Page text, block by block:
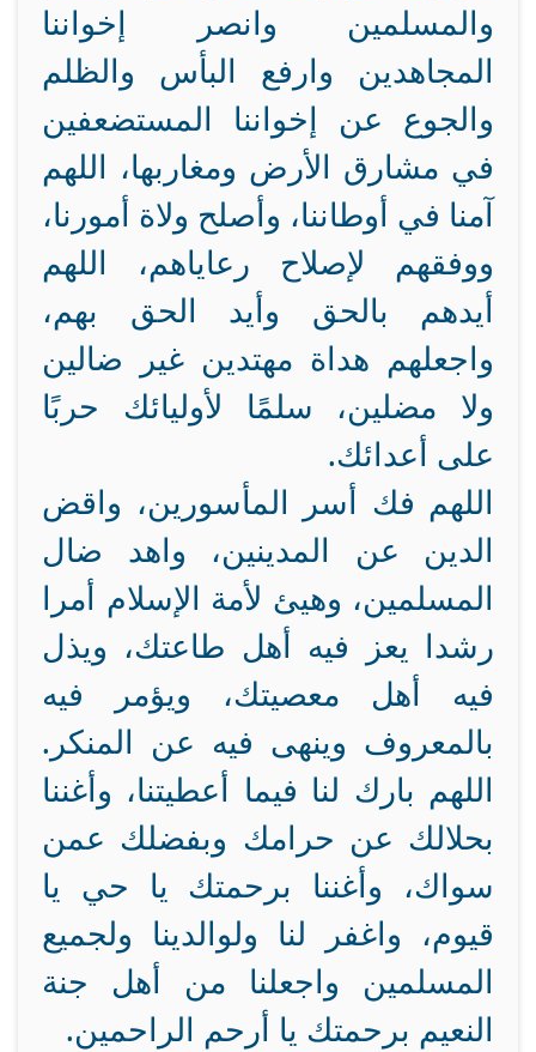
والمسلمين وانصر إخواننا
المجاهدين وارفع البأس والظلم
والجوع عن إخواننا المستضعفين
في مشارق الأرض ومغاربها، اللهم
آمنا في أوطاننا، وأصلح ولاة أمورنا،
ووفقهم لإصلاح رعاياهم، اللهم
أيدهم بالحق وأيد الحق بهم،
واجعلهم هداة مهتدين غير ضالين
ولا مضلين، سلمًا لأوليائك حربًا
على أعدائك.
اللهم فك أسر المأسورين، واقض
الدين عن المدينين، واهد ضال
المسلمين، وهيئ لأمة الإسلام أمرا
رشدا يعز فيه أهل طاعتك، ويذل
فيه أهل معصيتك، ويؤمر فيه
بالمعروف وينهى فيه عن المنكر.
اللهم بارك لنا فيما أعطيتنا، وأغننا
بحلالك عن حرامك وبفضلك عمن
سواك، وأغننا برحمتك يا حي يا
قيوم، واغفر لنا ولوالدينا ولجميع
المسلمين واجعلنا من أهل جنة
النعيم برحمتك يا أرحم الراحمين.